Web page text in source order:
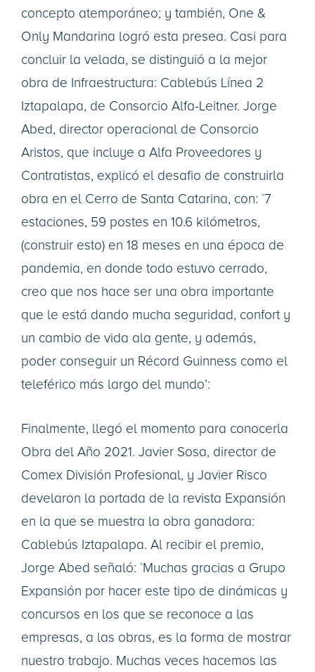
concepto atemporáneo; y también, One &
Only Mandarina logró esta presea. Casi para
concluir la velada, se distinguió a la mejor
obra de Infraestructura: Cablebús Línea 2
Iztapalapa, de Consorcio Alfa-Leitner. Jorge
Abed, director operacional de Consorcio
Aristos, que incluye a Alfa Proveedores y
Contratistas, explicó el desafio de construirla
obra en el Cerro de Santa Catarina, con: `7
estaciones, 59 postes en 10.6 kilómetros,
(construir esto) en 18 meses en una época de
pandemia, en donde todo estuvo cerrado,
creo que nos hace ser una obra importante
que le está dando mucha seguridad, confort y
un cambio de vida ala gente, y además,
poder conseguir un Récord Guinness como el
teleférico más largo del mundo’:
Finalmente, llegó el momento para conocerla
Obra del Año 2021. Javier Sosa, director de
Comex División Profesional, y Javier Risco
develaron la portada de la revista Expansión
en la que se muestra la obra ganadora:
Cablebús Iztapalapa. Al recibir el premio,
Jorge Abed señaló: `Muchas gracias a Grupo
Expansión por hacer este tipo de dinámicas y
concursos en los que se reconoce a las
empresas, a las obras, es la forma de mostrar
nuestro trabajo. Muchas veces hacemos las